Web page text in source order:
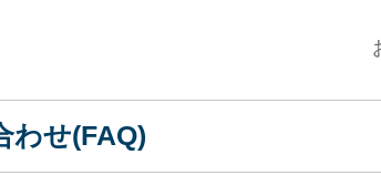
わせ(FAQ)